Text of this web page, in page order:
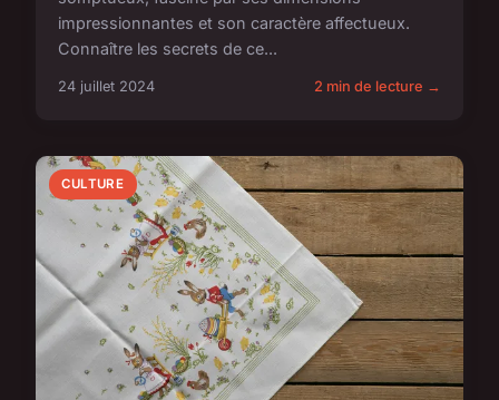
impressionnantes et son caractère affectueux.
Connaître les secrets de ce...
24 juillet 2024 2 min de lecture →
CULTURE